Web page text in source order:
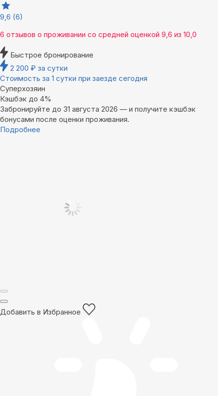
9,6 (6)
6 отзывов о проживании со средней оценкой 9,6 из 10,0
Быстрое бронирование
2 200 ₽ за сутки
Стоимость за 1 сутки при заезде сегодня
Суперхозяин
Кэшбэк до 4%
Забронируйте до 31 августа 2026 — и получите кэшбэк
бонусами после оценки проживания.
Подробнее
Добавить в Избранное